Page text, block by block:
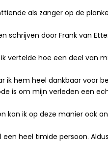
als zanger op de
schrijven door Frank van
vertelde hoe een deel van
ik hem heel dankbaar voor
is om mijn verleden een
kan ik op deze manier ook
heel timide persoon.